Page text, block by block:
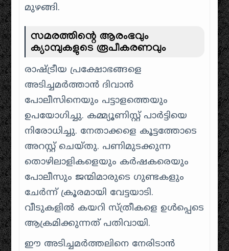
മുഴങ്ങി.
സമരത്തിന്റെ ആരംഭവും
ക്യാമ്പുകളുടെ രൂപീകരണവും
രാഷ്ട്രീയ പ്രക്ഷോഭങ്ങളെ
അടിച്ചമർത്താൻ ദിവാൻ
പോലീസിനെയും പട്ടാളത്തെയും
ഉപയോഗിച്ചു. കമ്മ്യൂണിസ്റ്റ് പാർട്ടിയെ
നിരോധിച്ചു. നേതാക്കളെ കൂട്ടത്തോടെ
അറസ്റ്റ് ചെയ്തു. പണിമുടക്കുന്ന
തൊഴിലാളികളെയും കർഷകരെയും
പോലീസും ജന്മിമാരുടെ ഗുണ്ടകളും
ചേർന്ന് ക്രൂരമായി വേട്ടയാടി.
വീടുകളിൽ കയറി സ്ത്രീകളെ ഉൾപ്പെടെ
ആക്രമിക്കുന്നത് പതിവായി.
ഈ അടിച്ചമർത്തലിനെ നേരിടാൻ